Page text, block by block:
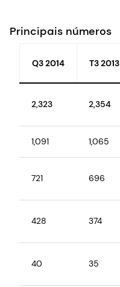
Principais números
Q3 2014 T3 2013
2,323 2,354
1,091 1,065
721 696
428 374
40 35